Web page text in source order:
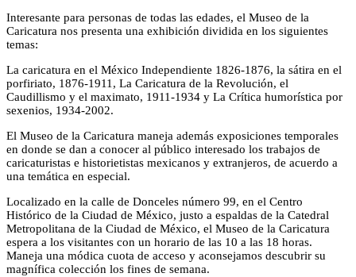
Interesante para personas de todas las edades, el Museo de la
Caricatura nos presenta una exhibición dividida en los siguientes
temas:
La caricatura en el México Independiente 1826-1876, la sátira en el
porfiriato, 1876-1911, La Caricatura de la Revolución, el
Caudillismo y el maximato, 1911-1934 y La Crítica humorística por
sexenios, 1934-2002.
El Museo de la Caricatura maneja además exposiciones temporales
en donde se dan a conocer al público interesado los trabajos de
caricaturistas e historietistas mexicanos y extranjeros, de acuerdo a
una temática en especial.
Localizado en la calle de Donceles número 99, en el Centro
Histórico de la Ciudad de México, justo a espaldas de la Catedral
Metropolitana de la Ciudad de México, el Museo de la Caricatura
espera a los visitantes con un horario de las 10 a las 18 horas.
Maneja una módica cuota de acceso y aconsejamos descubrir su
magnífica colección los fines de semana.